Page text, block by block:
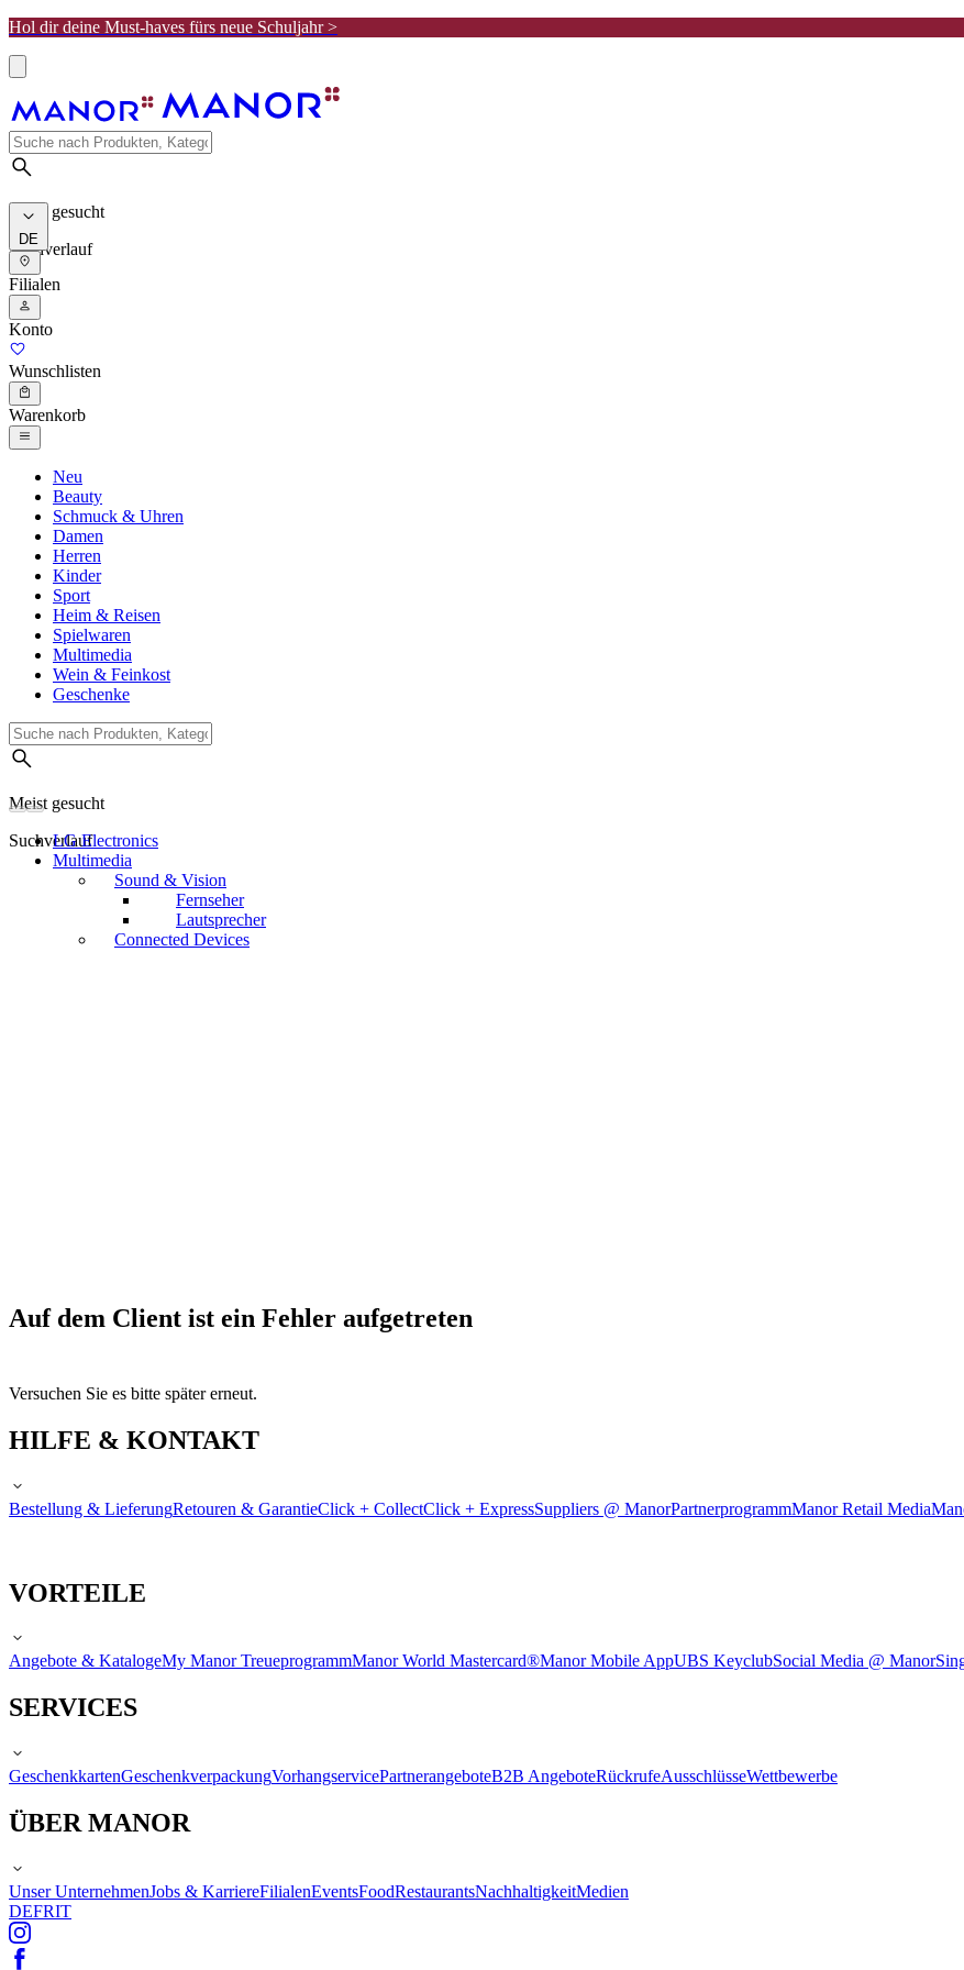
Hol dir deine Must-haves fürs neue Schuljahr >
Meist gesucht
Suchverlauf
DE
Filialen
Konto
Wunschlisten
Warenkorb
Neu
Beauty
Schmuck & Uhren
Damen
Herren
Kinder
Sport
Heim & Reisen
Spielwaren
Multimedia
Wein & Feinkost
Geschenke
Meist gesucht
SuchverlaufLG Electronics
Multimedia
Sound & Vision
Fernseher
Lautsprecher
Connected Devices
Auf dem Client ist ein Fehler aufgetreten
Versuchen Sie es bitte später erneut.
HILFE & KONTAKT
Bestellung & LieferungRetouren & GarantieClick + CollectClick + ExpressSuppliers @ ManorPartnerprogrammManor Retail Media
VORTEILE
Angebote & KatalogeMy Manor TreueprogrammManor World Mastercard®Manor Mobile AppUBS KeyclubSocial Media @ Manor
SERVICES
GeschenkkartenGeschenkverpackungVorhangservicePartnerangeboteB2B AngeboteRückrufeAusschlüsseWettbewerbe
ÜBER MANOR
Unser UnternehmenJobs & KarriereFilialenEventsFoodRestaurantsNachhaltigkeitMedien
DEFRIT